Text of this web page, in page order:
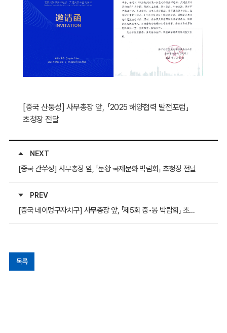
[중국 산둥성] 사무총장 앞, 「2025 해양협력 발전포럼」
초청장 전달
NEXT
[중국 간쑤성] 사무총장 앞, 「둔황 국제문화 박람회」 초청장 전달
PREV
[중국 네이멍구자치구] 사무총장 앞, 「제5회 중•몽 박람회」 초청장 전달
목록